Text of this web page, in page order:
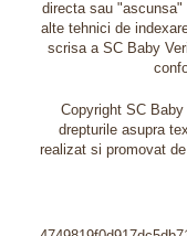
directa sau
alte tehnici de
scrisa a SC Baby
Copyright SC
drepturile asupra
realizat si promovat